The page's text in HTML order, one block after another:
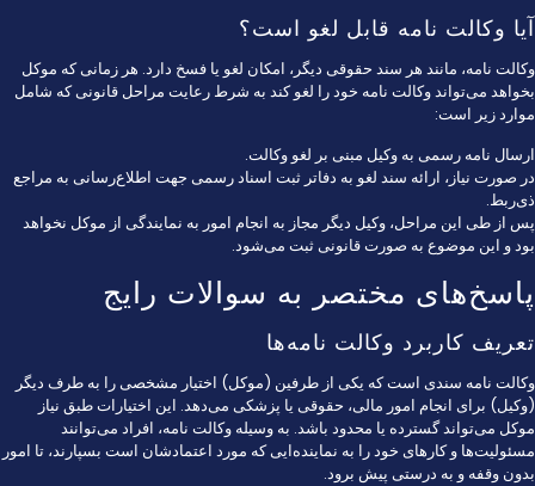
آیا وکالت نامه قابل لغو است؟
وکالت نامه، مانند هر سند حقوقی دیگر، امکان لغو یا فسخ دارد. هر زمانی که موکل
بخواهد می‌تواند وکالت نامه خود را لغو کند به شرط رعایت مراحل قانونی که شامل
موارد زیر است:
ارسال نامه رسمی به وکیل مبنی بر لغو وکالت.
در صورت نیاز، ارائه سند لغو به دفاتر ثبت اسناد رسمی جهت اطلاع‌رسانی به مراجع
ذی‌ربط.
پس از طی این مراحل، وکیل دیگر مجاز به انجام امور به نمایندگی از موکل نخواهد
بود و این موضوع به صورت قانونی ثبت می‌شود.
پاسخ‌های مختصر به سوالات رایج
تعریف کاربرد وکالت نامه‌ها
وکالت نامه سندی است که یکی از طرفین (موکل) اختیار مشخصی را به طرف دیگر
(وکیل) برای انجام امور مالی، حقوقی یا پزشکی می‌دهد. این اختیارات طبق نیاز
موکل می‌تواند گسترده یا محدود باشد. به وسیله وکالت نامه، افراد می‌توانند
مسئولیت‌ها و کارهای خود را به نماینده‌ایی که مورد اعتمادشان است بسپارند، تا امور
بدون وقفه و به درستی پیش برود.